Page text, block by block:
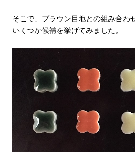
そこで、ブラウン目地との組み合わ
いくつか候補を挙げてみました。